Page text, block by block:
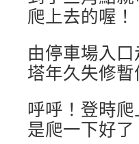
爬上去的喔！
由停車場入
塔年久失修暫
呼呼！登時
是爬一下好了